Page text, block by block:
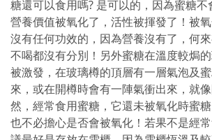
糖還可以食用嗎? 是可以的，因為蜜糖
營養價值被氧化了，活性被揮發了！被
沒有任何功效的，因為營養沒有了，何
不喝都沒有分別！另外蜜糖在溫度較焗
被激發，在玻璃樽的頂層有一層氣泡及
來，或在開樽時會有一陣氣衝出來，就
然，經常食用蜜糖，它還未被氧化時蜜
也不必擔心是否會被氧化！若果不是經